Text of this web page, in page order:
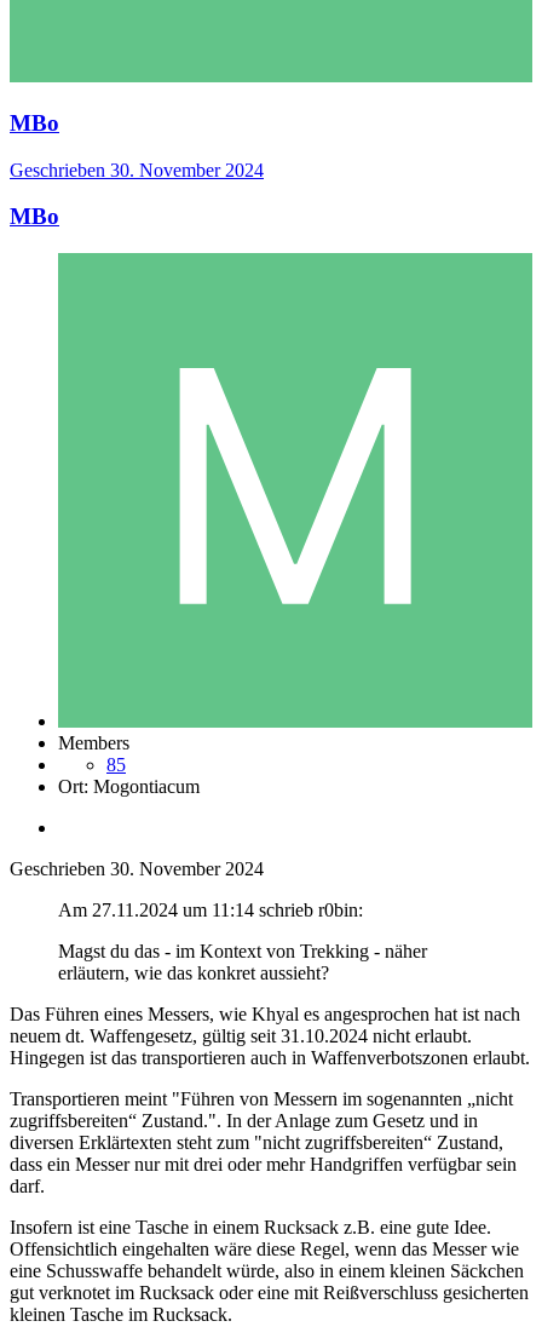
MBo
Geschrieben 30. November 2024
MBo
Members
85
Ort: Mogontiacum
Geschrieben 30. November 2024
Am 27.11.2024 um 11:14 schrieb r0bin:
Magst du das - im Kontext von Trekking - näher
erläutern, wie das konkret aussieht?
Das Führen eines Messers, wie Khyal es angesprochen hat ist nach
neuem dt. Waffengesetz, gültig seit 31.10.2024 nicht erlaubt.
Hingegen ist das transportieren auch in Waffenverbotszonen erlaubt.
Transportieren meint "Führen von Messern im sogenannten „nicht
zugriffsbereiten“ Zustand.". In der Anlage zum Gesetz und in
diversen Erklärtexten steht zum "nicht zugriffsbereiten“ Zustand,
dass ein Messer nur mit drei oder mehr Handgriffen verfügbar sein
darf.
Insofern ist eine Tasche in einem Rucksack z.B. eine gute Idee.
Offensichtlich eingehalten wäre diese Regel, wenn das Messer wie
eine Schusswaffe behandelt würde, also in einem kleinen Säckchen
gut verknotet im Rucksack oder eine mit Reißverschluss gesicherten
kleinen Tasche im Rucksack.